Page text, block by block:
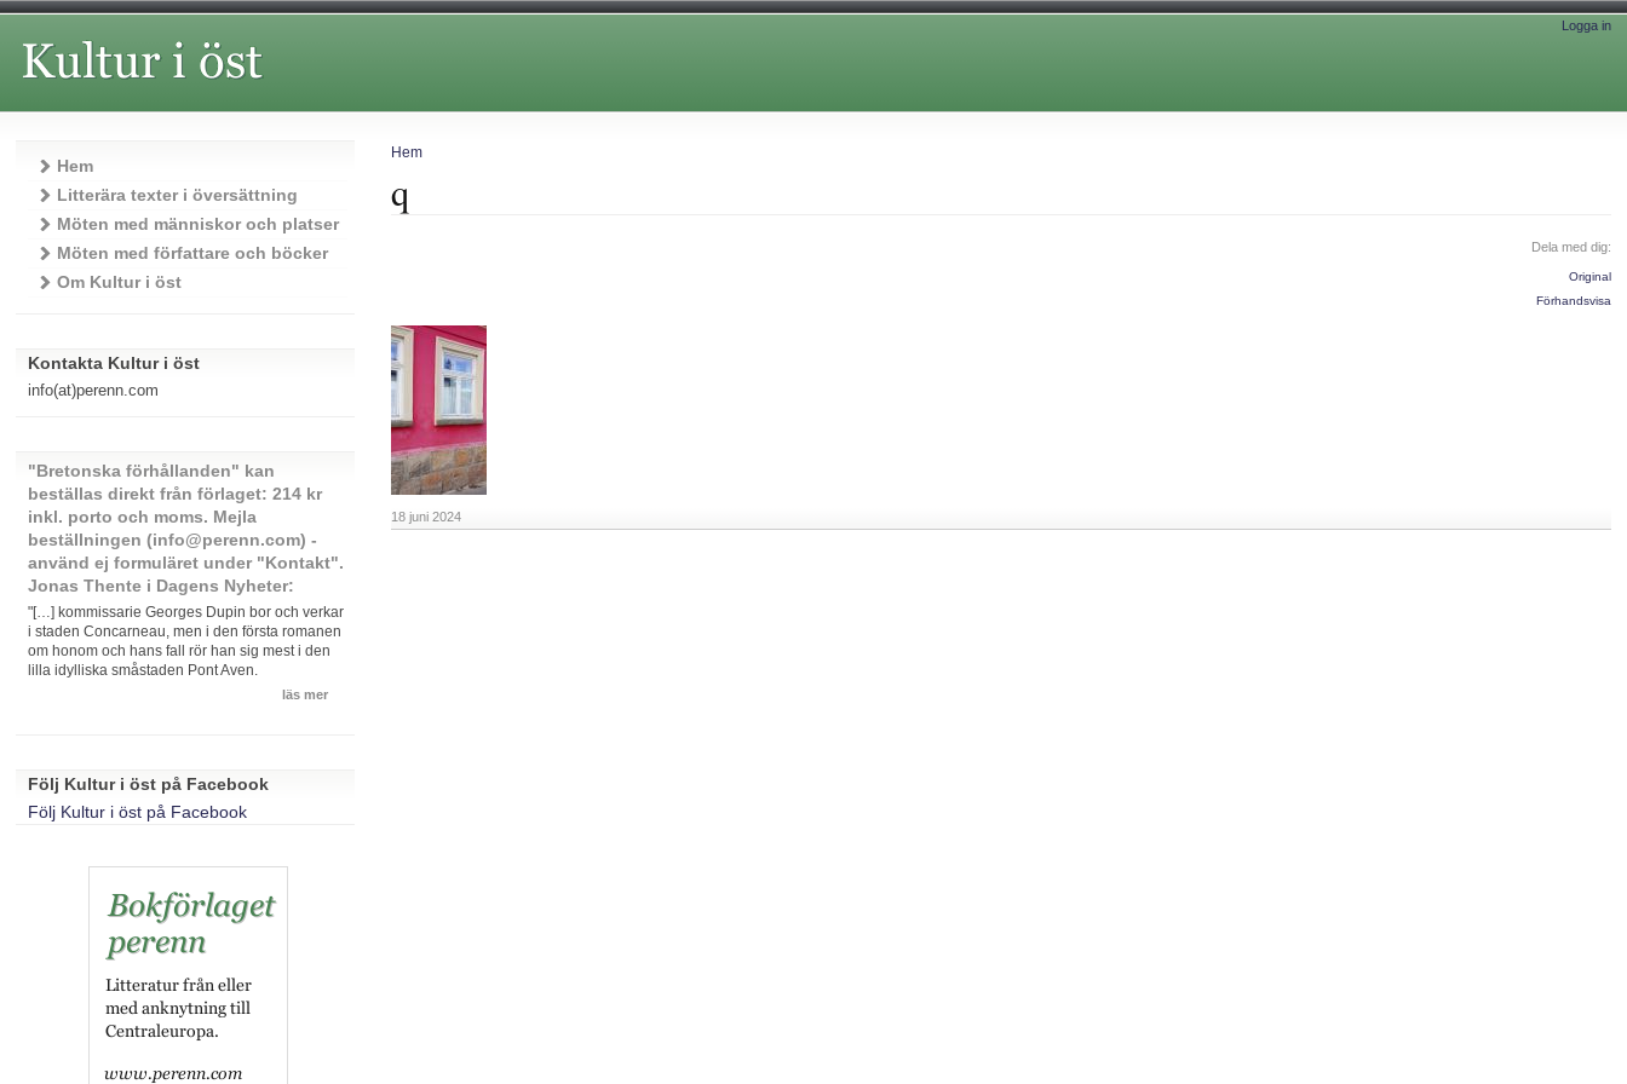
Logga in
Hem
q
Dela med dig:
Original
Förhandsvisa
18 juni 2024
Hem
Litterära texter i översättning
Möten med människor och platser
Möten med författare och böcker
Om Kultur i öst
Kontakta Kultur i öst
info(at)perenn.com
"Bretonska förhållanden" kan
beställas direkt från förlaget: 214 kr
inkl. porto och moms. Mejla
beställningen (info@perenn.com) -
använd ej formuläret under "Kontakt".
Jonas Thente i Dagens Nyheter:
"[…] kommissarie Georges Dupin bor och verkar
i staden Concarneau, men i den första romanen
om honom och hans fall rör han sig mest i den
lilla idylliska småstaden Pont Aven.
läs mer
Följ Kultur i öst på Facebook
Följ Kultur i öst på Facebook